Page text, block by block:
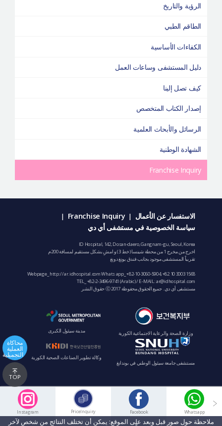
الرؤية والتاريخ
الطاقم الطبي
الكفاءات الأساسية
دليل المستشفى وساعات العمل
كيف تصل إلينا
إصدار الكتاب المتخصص
الرسائل والأبحاث العلمية
الشهادة الوطنية
Franchise Inquiry
Whatsapp
Facebook
PriceInquiry
Instagram
الاستفسار عن الأعمال |
Franchise Inquiry
|
سياسة الخصوصية في مستشفى أي دي
ID Hospital, 142, Dosan-daero, Gangnam-gu, Seoul, Korea
اخرج من مخرج 1 من محطة شينسا (خط 3) و امشِ بشكل مستقيم لمسافة 200م
تقريباً المستشفى موجود بجانب فندق يونغ دونغ
Webpage_ http://ar.idhospital.com Whats app_+82-10-3060-5904,+82 10 3003 1568
TEL_ +82-2-3496-9741 (Arabic) / E-MAIL:ar@idhospital.com
مستشفى أي دي. جميع الحقوق محفوظة ⓒ 2017 حقوق النشر
وزارة الصحة والرعاية الاجتماعية الكورية مدينة سيئول الكبرى
مستشفى جامعة سيئول الوطني في بوندانغ
وكالة تطوير الصناعات الصحية الكورية
محاكاة
العملية
التجميلية
TOP
ملاحظة حول صور قبل وبعد على الموقع: يمكن أن تختلف النتائج من شخص لآخر